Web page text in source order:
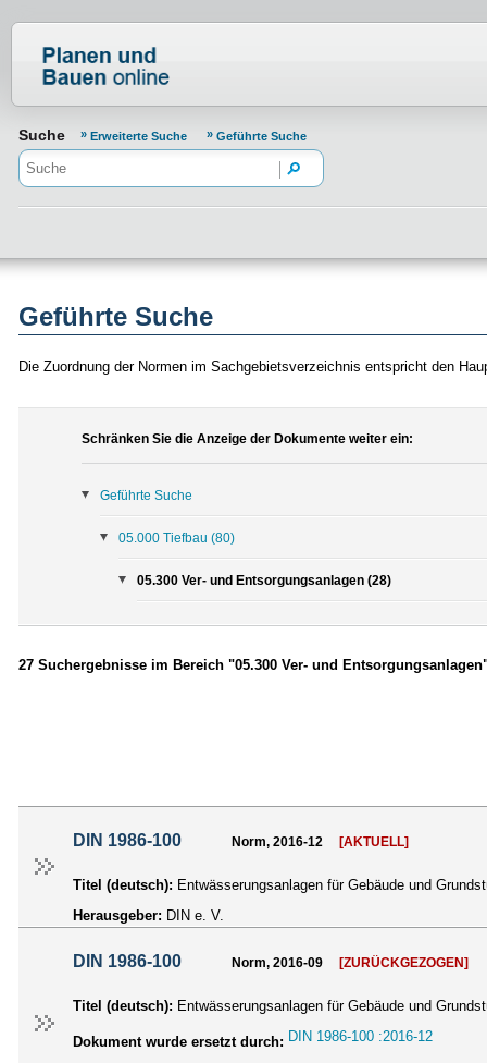
Suche Erweiterte Suche Geführte Suche
Geführte Suche
Die Zuordnung der Normen im Sachgebietsverzeichnis entspricht den
Schränken Sie die Anzeige der Dokumente weiter ein:
Geführte Suche
05.000 Tiefbau (80)
05.300 Ver- und Entsorgungsanlagen (28)
27 Suchergebnisse im Bereich "05.300 Ver- und
DIN 1986-100 Norm, 2016-12 [AKTUELL]
Titel (deutsch): Entwässerungsanlagen für Gebäude und
Herausgeber: DIN e. V.
DIN 1986-100 Norm, 2016-09 [ZURÜCKGEZOGEN]
Titel (deutsch): Entwässerungsanlagen für Gebäude und
Dokument wurde ersetzt durch: DIN 1986-100 :2016-12